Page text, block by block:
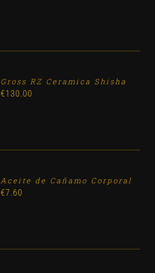
Gross RZ Ceramica Shisha
€130.00
Aceite de Cañamo Corporal
€7.60